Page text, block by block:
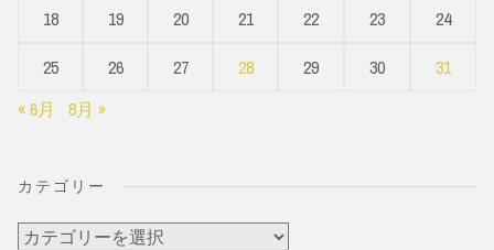
18
19 20 21 22 23
24
25
26 27 28 29 30
31
« 6月
8月 »
カテゴリー
カ